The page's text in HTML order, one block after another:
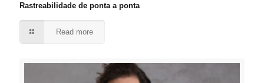
Rastreabilidade de ponta a ponta
Read more